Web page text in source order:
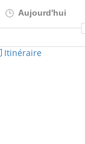
Aujourd'hui
Itinéraire